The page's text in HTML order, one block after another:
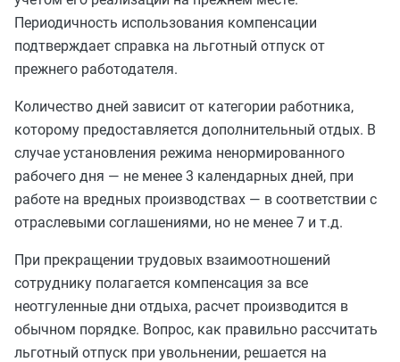
Периодичность использования компенсации
подтверждает справка на льготный отпуск от
прежнего работодателя.
Количество дней зависит от категории работника,
которому предоставляется дополнительный отдых. В
случае установления режима ненормированного
рабочего дня — не менее 3 календарных дней, при
работе на вредных производствах — в соответствии с
отраслевыми соглашениями, но не менее 7 и т.д.
При прекращении трудовых взаимоотношений
сотруднику полагается компенсация за все
неотгуленные дни отдыха, расчет производится в
обычном порядке. Вопрос, как правильно рассчитать
льготный отпуск при увольнении, решается на